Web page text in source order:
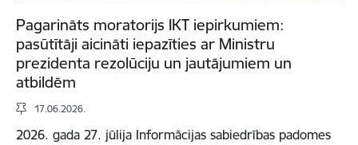
Pagarināts moratorijs IKT iepirkumiem:
pasūtītāji aicināti iepazīties ar Ministru
prezidenta rezolūciju un jautājumiem un
atbildēm
17.06.2026.
2026. gada 27. jūlija Informācijas sabiedrības padomes